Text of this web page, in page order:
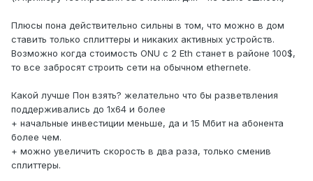
Плюсы пона действительно сильны в том, что можно в дом
ставить только сплиттеры и никаких активных устройств.
Возможно когда стоимость ONU с 2 Eth станет в районе 100$,
то все забросят строить сети на обычном ethernete.
Какой лучше Пон взять? желательно что бы разветвления
поддерживались до 1x64 и более
+ начальные инвестиции меньше, да и 15 Мбит на абонента
более чем.
+ можно увеличить скорость в два раза, только сменив
сплиттеры.